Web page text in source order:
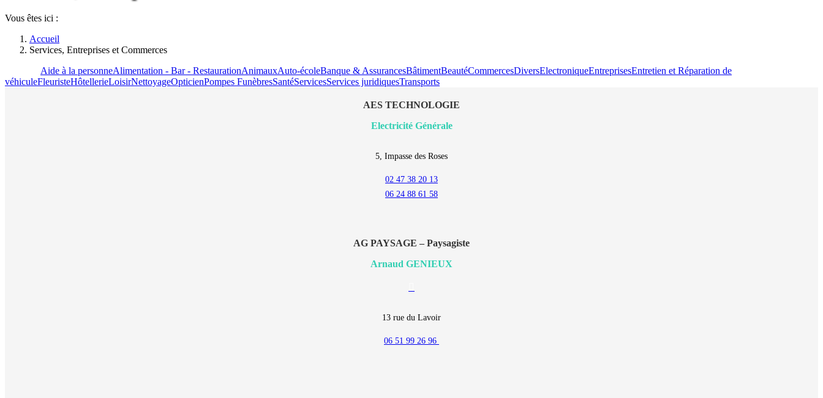
Vous êtes ici :
Accueil
Services, Entreprises et Commerces
Aide à la personneAlimentation - Bar - RestaurationAnimauxAuto-écoleBanque & AssurancesBâtimentBeautéCommercesDiversElectroniqueEntreprisesEntretien et Réparation de
véhiculeFleuristeHôtellerieLoisirNettoyageOpticienPompes FunèbresSantéServicesServices juridiquesTransports
AES TECHNOLOGIE
Electricité Générale
5, Impasse des Roses
02 47 38 20 13
06 24 88 61 58
AG PAYSAGE – Paysagiste
Arnaud GENIEUX
13 rue du Lavoir
06 51 99 26 96